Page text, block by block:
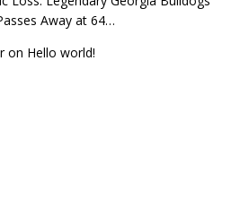
Away at 64…
on Hello world!